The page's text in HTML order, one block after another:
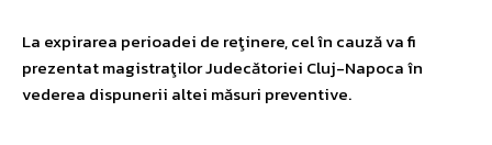
La expirarea perioadei de reţinere, cel în cauză va fi
prezentat magistraţilor Judecătoriei Cluj-Napoca în
vederea dispunerii altei măsuri preventive.